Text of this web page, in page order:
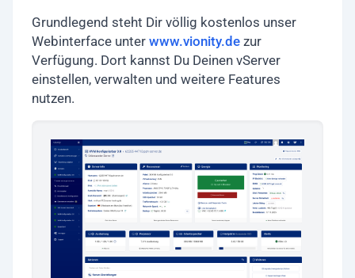
Grundlegend steht Dir völlig kostenlos unser
Webinterface unter www.vionity.de zur
Verfügung. Dort kannst Du Deinen vServer
einstellen, verwalten und weitere Features
nutzen.